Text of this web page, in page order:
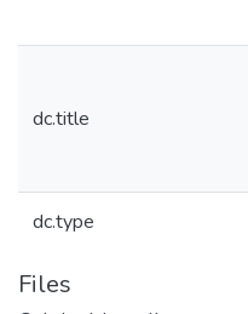
dc.title
dc.type
Files